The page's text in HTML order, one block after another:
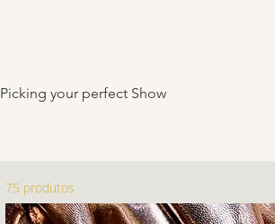
Picking your perfect Show
75 produtos